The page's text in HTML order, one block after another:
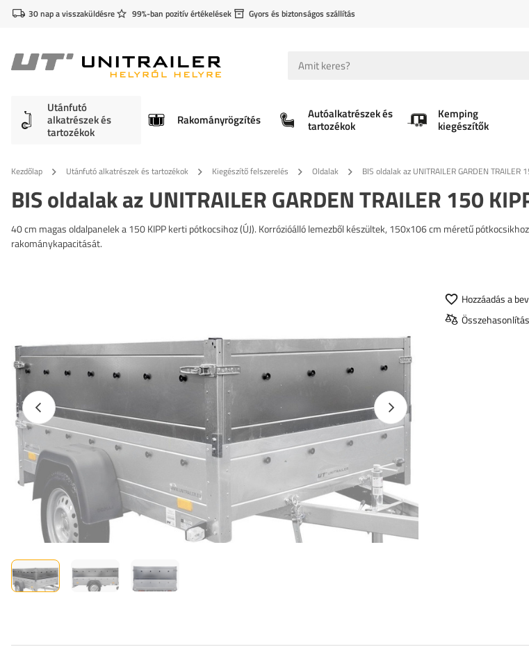
30 nap a visszaküldésre 99%-ban pozitív értékelések Gyors és biztonságos szállítás
Utánfutó
alkatrészek és
tartozékok
Rakományrögzítés Autóalkatrészek és
tartozékok
Kemping
kiegészítők
Kezdőlap Utánfutó alkatrészek és tartozékok Kiegészítő felszerelés Oldalak BIS oldalak az UNITRAILER GARDEN TRAILER
BIS oldalak az UNITRAILER GARDEN TRAILER 150
40 cm magas oldalpanelek a 150 KIPP kerti pótkocsihoz (ÚJ). Korrózióálló lemezből készültek, 150x106 cm méretű
rakománykapacitását.
Előző fotó Következő fotó
Hozzáadás a
Összehasonlítás